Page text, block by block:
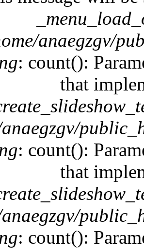
anaegzgv/
: count():
that
: count():
that
: count():